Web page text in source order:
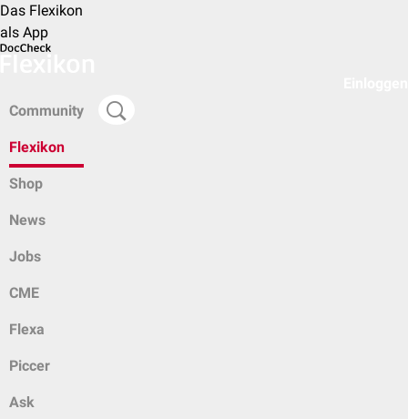
Das Flexikon
als App
Community
Flexikon
Shop
News
Jobs
CME
Flexa
Piccer
Ask